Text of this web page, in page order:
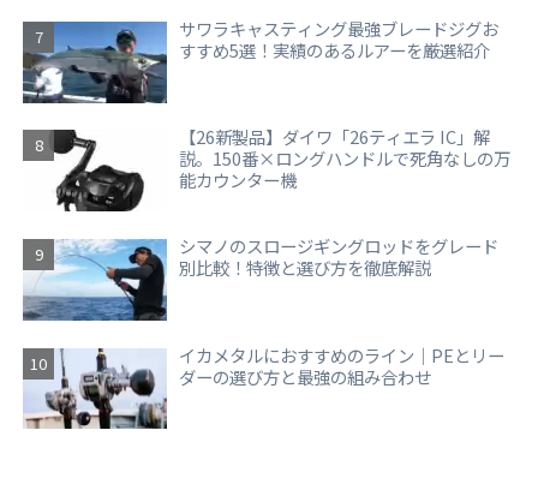
サワラキャスティング最強ブレードジグお
すすめ5選！実績のあるルアーを厳選紹介
【26新製品】ダイワ「26ティエラ IC」解
説。150番×ロングハンドルで死角なしの万
能カウンター機
シマノのスロージギングロッドをグレード
別比較！特徴と選び方を徹底解説
イカメタルにおすすめのライン｜PEとリー
ダーの選び方と最強の組み合わせ